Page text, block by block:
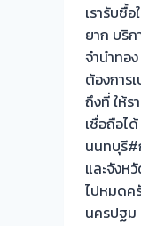
เรารับซื้
ยาก บริ
จำนำทอ
ต้องการ
ถึงที่ ให้
เชื่อถือไ
นนทบุรี
และจังห
ไปหมดค
นครปฐม